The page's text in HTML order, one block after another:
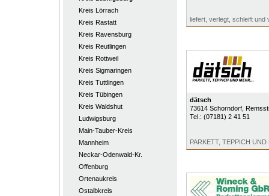
Kreis Lörrach
Kreis Rastatt
Kreis Ravensburg
Kreis Reutlingen
Kreis Rottweil
Kreis Sigmaringen
Kreis Tuttlingen
Kreis Tübingen
Kreis Waldshut
Ludwigsburg
Main-Tauber-Kreis
Mannheim
Neckar-Odenwald-Kr.
Offenburg
Ortenaukreis
Ostalbkreis
liefert, verlegt, schleift und
dätsch
73614 Schorndorf,
Tel.: (07181) 2 41 51
PARKETT, TEPPICH UND